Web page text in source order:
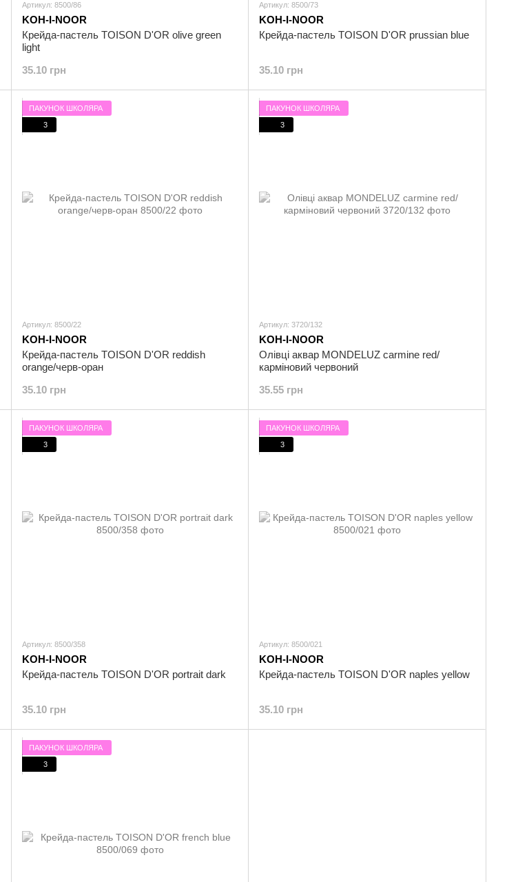
Артикул: 8500/86
KOH-I-NOOR
Крейда-пастель TOISON D'OR olive green
light
35.10 грн
Артикул: 8500/73
KOH-I-NOOR
Крейда-пастель TOISON D'OR prussian blue
35.10 грн
ПАКУНОК ШКОЛЯРА
3
Артикул: 8500/22
KOH-I-NOOR
Крейда-пастель TOISON D'OR reddish
orange/черв-оран
35.10 грн
ПАКУНОК ШКОЛЯРА
3
Артикул: 3720/132
KOH-I-NOOR
Олівці аквар MONDELUZ carmine red/
карміновий червоний
35.55 грн
ПАКУНОК ШКОЛЯРА
3
Артикул: 8500/358
KOH-I-NOOR
Крейда-пастель TOISON D'OR portrait dark
35.10 грн
ПАКУНОК ШКОЛЯРА
3
Артикул: 8500/021
KOH-I-NOOR
Крейда-пастель TOISON D'OR naples yellow
35.10 грн
ПАКУНОК ШКОЛЯРА
3